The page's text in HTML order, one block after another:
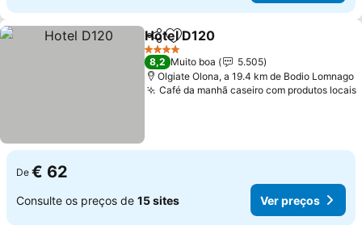
PartilharAdicionar aos favoritos
Hotel D120
4 Estrelas
8,2 Muito boa
5.505
Olgiate Olona, a 19.4 km de Bodio Lomnago
Café da manhã caseiro com produtos locais
De € 62
Consulte os preços de 15 sites Ver preços